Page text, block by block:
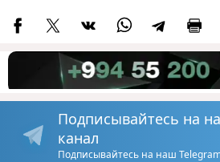
Подписывайтесь на
канал
Подписывайтесь на наш